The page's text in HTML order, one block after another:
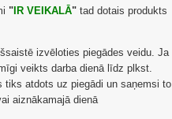
" IR VEIKALĀ" tad dotais produkts
izvēloties piegādes veidu. Ja
veikts darba dienā līdz plkst.
tiks atdots uz piegādi un saņemsi to
aiznākamajā dienā